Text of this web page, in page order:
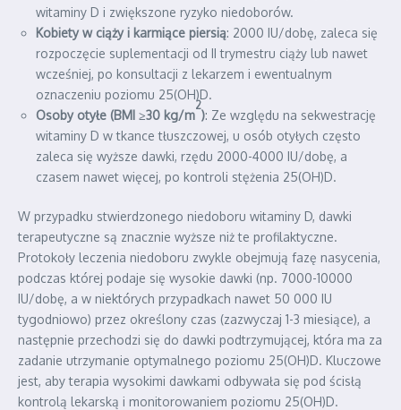
witaminy D i zwiększone ryzyko niedoborów.
Kobiety w ciąży i karmiące piersią: 2000 IU/dobę, zaleca się
rozpoczęcie suplementacji od II trymestru ciąży lub nawet
wcześniej, po konsultacji z lekarzem i ewentualnym
oznaczeniu poziomu 25(OH)D.
Osoby otyłe (BMI ≥30 kg/m
2
): Ze względu na sekwestrację
witaminy D w tkance tłuszczowej, u osób otyłych często
zaleca się wyższe dawki, rzędu 2000-4000 IU/dobę, a
czasem nawet więcej, po kontroli stężenia 25(OH)D.
W przypadku stwierdzonego niedoboru witaminy D, dawki
terapeutyczne są znacznie wyższe niż te profilaktyczne.
Protokoły leczenia niedoboru zwykle obejmują fazę nasycenia,
podczas której podaje się wysokie dawki (np. 7000-10000
IU/dobę, a w niektórych przypadkach nawet 50 000 IU
tygodniowo) przez określony czas (zazwyczaj 1-3 miesiące), a
następnie przechodzi się do dawki podtrzymującej, która ma za
zadanie utrzymanie optymalnego poziomu 25(OH)D. Kluczowe
jest, aby terapia wysokimi dawkami odbywała się pod ścisłą
kontrolą lekarską i monitorowaniem poziomu 25(OH)D.